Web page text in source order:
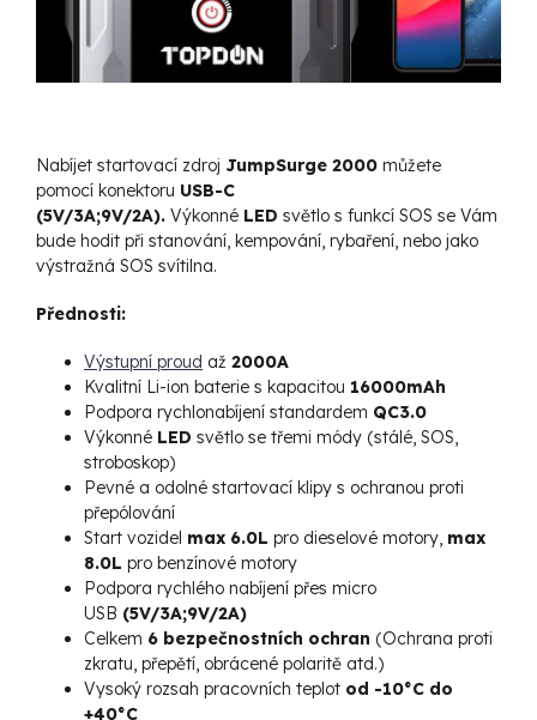
Nabíjet startovací zdroj JumpSurge 2000 můžete
pomocí konektoru USB-C
(5V/3A;9V/2A). Výkonné LED světlo s funkcí SOS se Vám
bude hodit při stanování, kempování, rybaření, nebo jako
výstražná SOS svítilna.
Přednosti:
Výstupní proud až 2000A
Kvalitní Li-ion baterie s kapacitou 16000mAh
Podpora rychlonabíjení standardem QC3.0
Výkonné LED světlo se třemi módy (stálé, SOS,
stroboskop)
Pevné a odolné startovací klipy s ochranou proti
přepólování
Start vozidel max 6.0L pro dieselové motory, max
8.0L pro benzínové motory
Podpora rychlého nabíjení přes micro
USB (5V/3A;9V/2A)
Celkem 6 bezpečnostních ochran (Ochrana proti
zkratu, přepětí, obrácené polaritě atd.)
Vysoký rozsah pracovních teplot od -10°C do
+40°C